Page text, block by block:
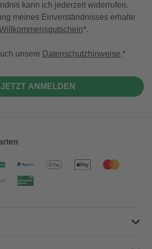
kann ich jederzeit widerrufen.
meines Einverständnisses erhalte
*.
unsere Datenschutzhinweise.
JETZT ANMELDEN